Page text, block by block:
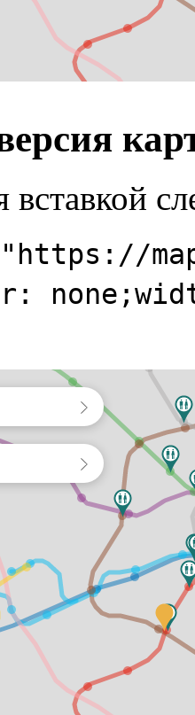
вставкой